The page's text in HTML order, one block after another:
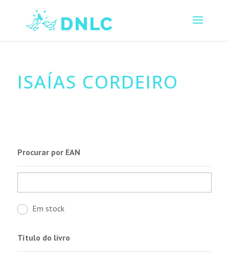
ISAÍAS CORDEIRO
Procurar por EAN
Em stock
Título do livro